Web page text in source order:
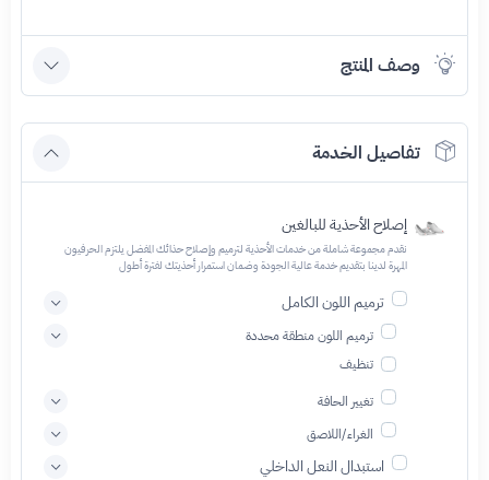
وصف المنتج
تفاصيل الخدمة
إصلاح الأحذية للبالغين
نقدم مجموعة شاملة من خدمات الأحذية لترميم وإصلاح حذائك المفضل يلتزم الحرفيون
المهرة لدينا بتقديم خدمة عالية الجودة وضمان استمرار أحذيتك لفترة أطول
ترميم اللون الكامل
ترميم اللون منطقة محددة
تنظيف
تغيير الحافة
الغراء/اللاصق
استبدال النعل الداخلي